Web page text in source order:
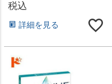
税込
詳細を見る